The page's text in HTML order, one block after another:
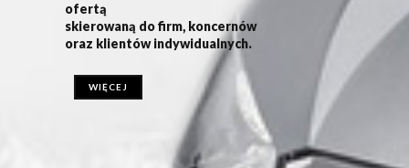
ofertą
skierowaną do firm, koncernów
oraz klientów indywidualnych.
WIĘCEJ